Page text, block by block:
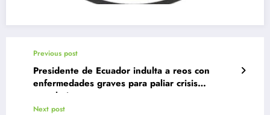
Previous post
Presidente de Ecuador indulta a reos con
enfermedades graves para paliar crisis
carcelaria
Next post